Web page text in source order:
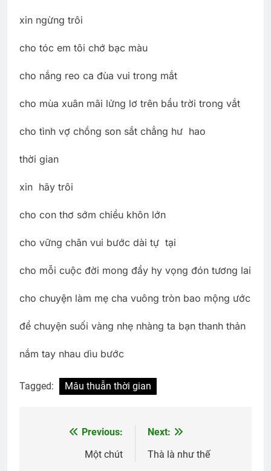
xin ngừng trôi
cho tóc em tôi chớ bạc màu
cho nắng reo ca đùa vui trong mắt
cho mùa xuân mãi lửng lơ trên bầu trời trong vắt
cho tình vợ chồng son sắt chẳng hư hao
thời gian
xin hãy trôi
cho con thơ sớm chiều khôn lớn
cho vững chân vui bước dài tự tại
cho mỗi cuộc đời mong đầy hy vọng đón tương lai
cho chuyện làm mẹ cha vuông tròn bao mộng ước
để chuyện suối vàng nhẹ nhàng ta bạn thanh thản
nắm tay nhau dìu bước
Tagged: Mâu thuẫn thời gian
navigation
Previous:
Một chút
Next:
Thà là như thế